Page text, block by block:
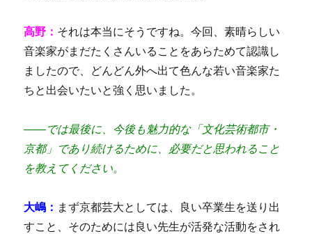
高野： それは本当にそうですね。今回、素晴らしい
音楽家がまだたくさんいることをあらためて認識し
ましたので、どんどん外へ出て色んな若い音楽家た
ちと出会いたいと強く思いました。
――では最後に、今後も魅力的な「文化芸術都市・
京都」であり続けるために、必要だと思われること
を教えてください。
大嶋： まず京都芸大としては、良い卒業生を送り出
すこと、そのためには良い先生が活発な活動をされ